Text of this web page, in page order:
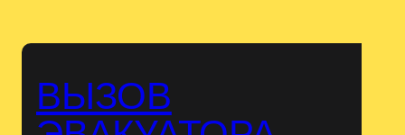
ВЫЗОВ